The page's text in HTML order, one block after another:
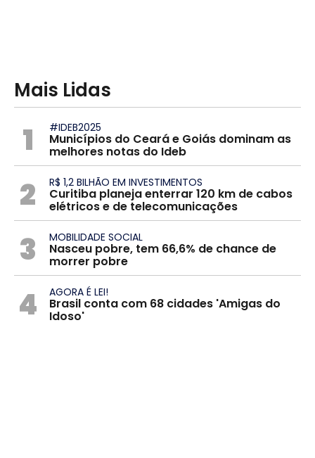
Mais Lidas
1 #IDEB2025
Municípios do Ceará e Goiás dominam as
melhores notas do Ideb
2 R$ 1,2 BILHÃO EM INVESTIMENTOS
Curitiba planeja enterrar 120 km de cabos
elétricos e de telecomunicações
3 MOBILIDADE SOCIAL
Nasceu pobre, tem 66,6% de chance de
morrer pobre
4 AGORA É LEI!
Brasil conta com 68 cidades 'Amigas do
Idoso'